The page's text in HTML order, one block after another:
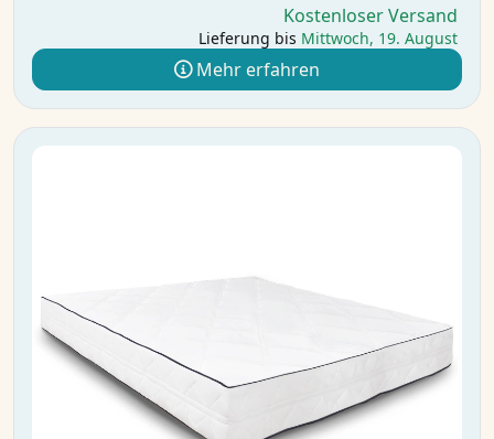
Kostenloser Versand
Lieferung bis Mittwoch, 19. August
Mehr erfahren